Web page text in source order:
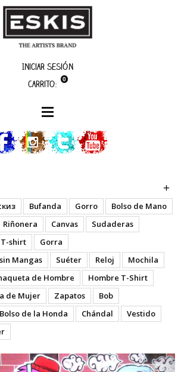
Iniciar sesión
Carrito:
0
Bufanda Gorro
Bolso de Mano
Riñonera Canvas
Sudaderas
T-shirt
Gorra
Mangas
Suéter Reloj
Mochila
de Hombre
Hombre T-Shirt
de Mujer Zapatos
Bob
Bolso de la Honda Chándal
Vestido